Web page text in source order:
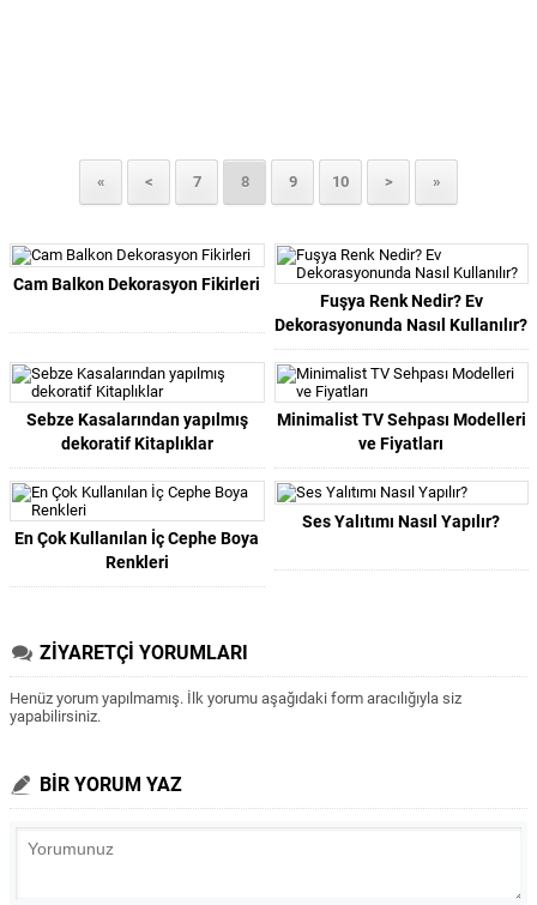
« < 7 8 9 10 > »
Cam Balkon Dekorasyon Fikirleri
Fuşya Renk Nedir? Ev
Dekorasyonunda Nasıl Kullanılır?
Sebze Kasalarından yapılmış
dekoratif Kitaplıklar
Minimalist TV Sehpası Modelleri
ve Fiyatları
En Çok Kullanılan İç Cephe Boya
Renkleri
Ses Yalıtımı Nasıl Yapılır?
ZİYARETÇİ YORUMLARI
Henüz yorum yapılmamış. İlk yorumu aşağıdaki form aracılığıyla siz
yapabilirsiniz.
BİR YORUM YAZ